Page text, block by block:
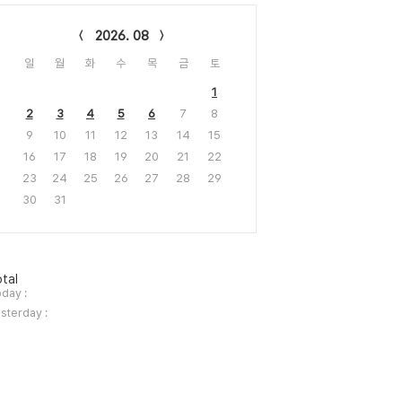
2026. 08
일 월 화 수 목 금 토
1
2
3 4 5 6 7
8
9
10 11 12 13 14
15
16
17 18 19 20 21
22
23
24 25 26 27 28
29
30
31
:
: